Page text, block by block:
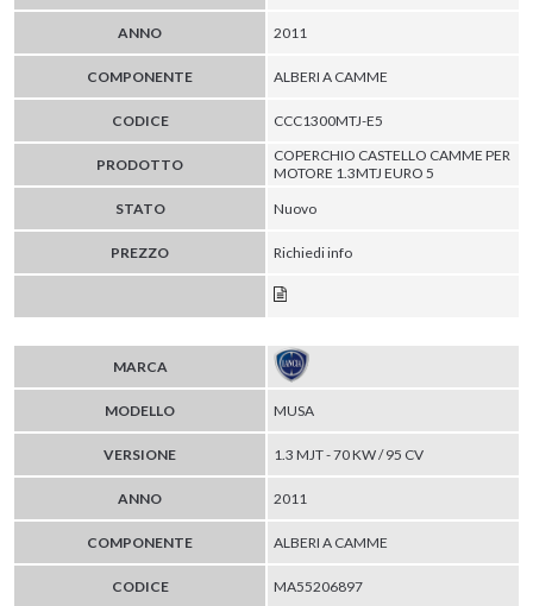
ANNO 2011
COMPONENTE ALBERI A CAMME
CODICE CCC1300MTJ-E5
PRODOTTO
COPERCHIO CASTELLO CAMME PER
MOTORE 1.3MTJ EURO 5
STATO
Nuovo
PREZZO Richiedi info
MARCA
MODELLO MUSA
VERSIONE 1.3 MJT - 70 KW / 95 CV
ANNO 2011
COMPONENTE ALBERI A CAMME
CODICE MA55206897